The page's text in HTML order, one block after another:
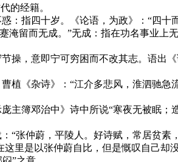
的经籍。
：指四十岁。《论语，为政》：“四十
淹留而无成。”无成：指在功名事业上
操，意即宁可穷困而不改其志。语出
植《杂诗》：“江介多悲风，淮泗驰急
主簿邓治中》诗中所说“寒夜无被眠；
“张仲蔚，平陵人。好诗赋，常居贫素，
里是以张仲蔚自比，但是慨叹自己却